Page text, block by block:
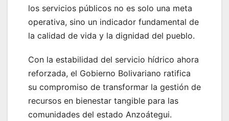
los servicios públicos no es solo una meta
operativa, sino un indicador fundamental de
la calidad de vida y la dignidad del pueblo.
Con la estabilidad del servicio hídrico ahora
reforzada, el Gobierno Bolivariano ratifica
su compromiso de transformar la gestión de
recursos en bienestar tangible para las
comunidades del estado Anzoátegui.